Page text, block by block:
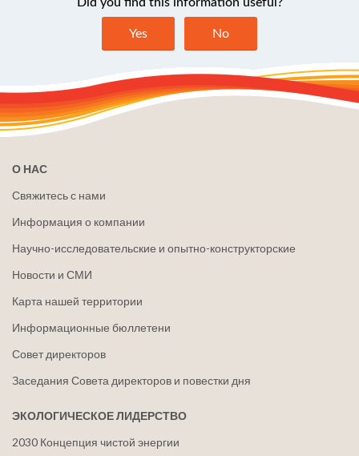
О НАС
Свяжитесь с нами
Информация о компании
Научно-исследовательские и опытно-конструкторские
Новости и СМИ
Карта нашей территории
Информационные бюллетени
Совет директоров
Заседания Совета директоров и повестки дня
ЭКОЛОГИЧЕСКОЕ ЛИДЕРСТВО
2030 Концепция чистой энергии